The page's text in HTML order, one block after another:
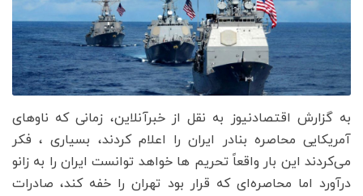
به گزارش اقتصادنیوز به نقل از خبرآنلاین، زمانی که ناوهای
آمریکایی محاصره بنادر ایران را اعلام کردند، بسیاری ، فکر
می‌کردند این بار واقعاً تحریم ها خواهد توانست ایران را به زانو
درآورد اما محاصره‌ای که قرار بود تهران را خفه کند، صادرات